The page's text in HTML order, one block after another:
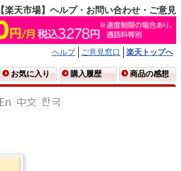
【楽天市場】ヘルプ・お問い合わせ・ご意見
ヘルプ ご意見窓口
楽天トップへ
お気に入り 購入履歴 商品の感想